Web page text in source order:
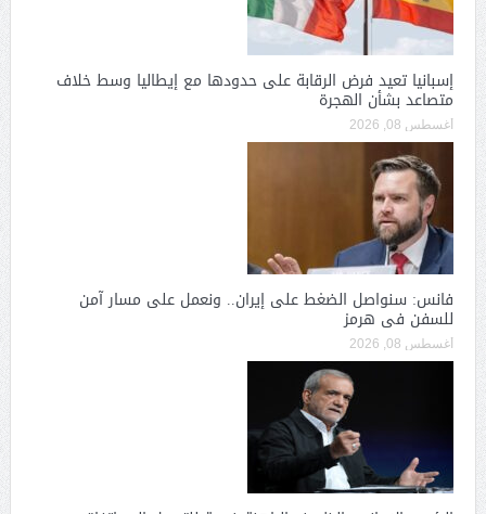
إسبانيا تعيد فرض الرقابة على حدودها مع إيطاليا وسط خلاف
متصاعد بشأن الهجرة
أغسطس 08, 2026
فانس: سنواصل الضغط على إيران.. ونعمل على مسار آمن
للسفن فى هرمز
أغسطس 08, 2026